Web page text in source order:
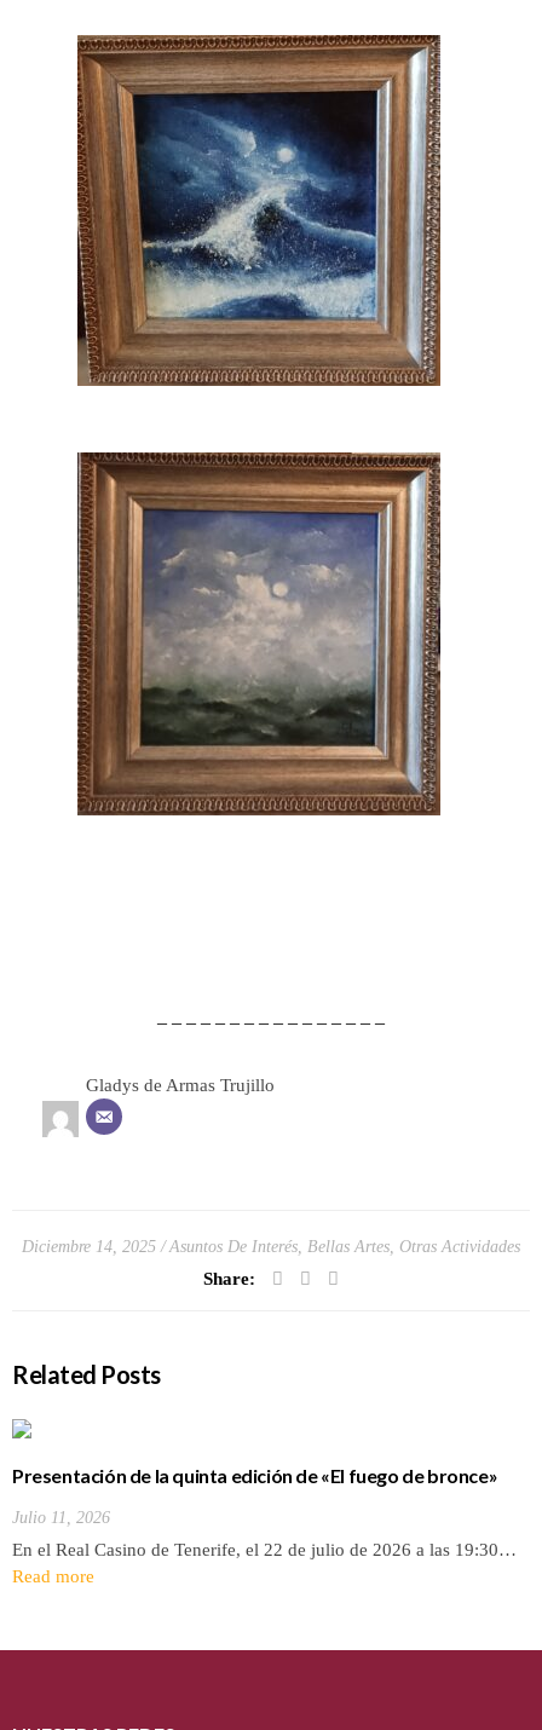
– – – – – – – – – – – – – – – –
Gladys de Armas Trujillo
Diciembre 14, 2025 Asuntos De Interés Bellas Artes Otras Actividades
Share:
Related Posts
Presentación de la quinta edición de «El fuego de bronce»
Julio 11, 2026
En el Real Casino de Tenerife, el 22 de julio de 2026 a las 19:30…
Read more